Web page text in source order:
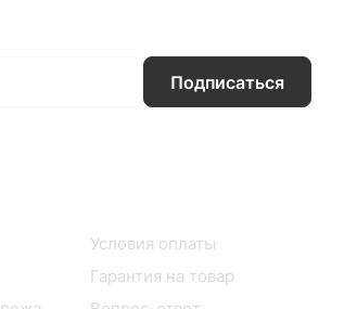
Подписаться
Условия оплаты
Гарантия на товар